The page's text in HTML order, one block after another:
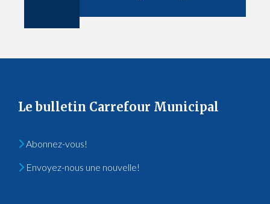
Le bulletin Carrefour Municipal
Abonnez-vous!
Envoyez-nous une nouvelle!